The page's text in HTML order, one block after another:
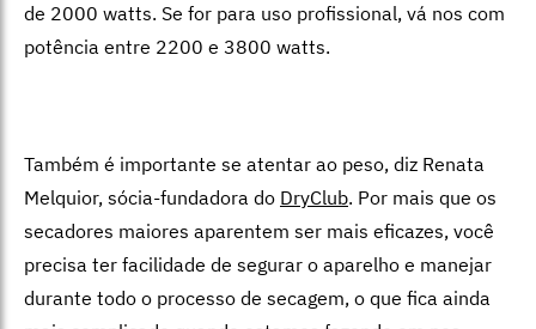
de 2000 watts. Se for para uso profissional, vá nos com
potência entre 2200 e 3800 watts.
Também é importante se atentar ao peso, diz Renata
Melquior, sócia-fundadora do DryClub. Por mais que os
secadores maiores aparentem ser mais eficazes, você
precisa ter facilidade de segurar o aparelho e manejar
durante todo o processo de secagem, o que fica ainda